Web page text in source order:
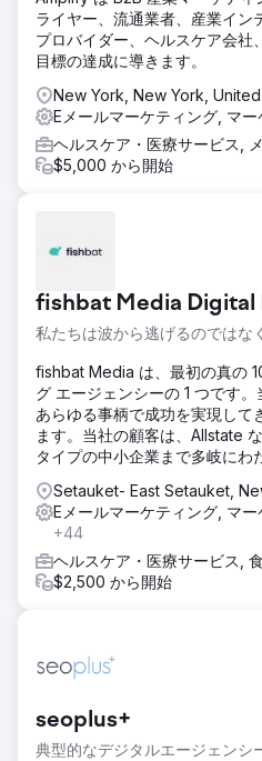
ライヤー、流通業者、産業イン
プロバイダー、ヘルスケア会社
目標の達成に導きます。
New York, New York,
Eメールマーケティング, マ
ヘルスケア・医療サービス,
$5,000 から開始
fishbat Media
私たちは波から逃げるのではな
fishbat Media は、最初の真の
グ エージェンシーの 1 つです
あらゆる事柄で成功を実現して
ます。当社の顧客は、Allstate
タイプの中小企業まで多岐にわ
Setauket- East Setauket,
Eメールマーケティング, マ
+44
ヘルスケア・医療サービス,
$2,500 から開始
seoplus+
典型的なデジタルエージェンシ